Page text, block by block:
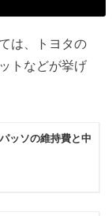
は、トヨタの
トなどが挙げ
ッソの維持費と中